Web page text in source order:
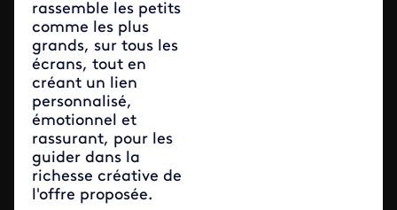
rassemble les petits
comme les plus
grands, sur tous les
écrans, tout en
créant un lien
personnalisé,
émotionnel et
rassurant, pour les
guider dans la
richesse créative de
l'offre proposée.